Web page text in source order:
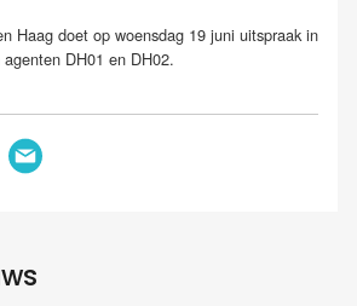
Haag doet op woensdag 19 juni uitspraak in
DH01 en DH02.